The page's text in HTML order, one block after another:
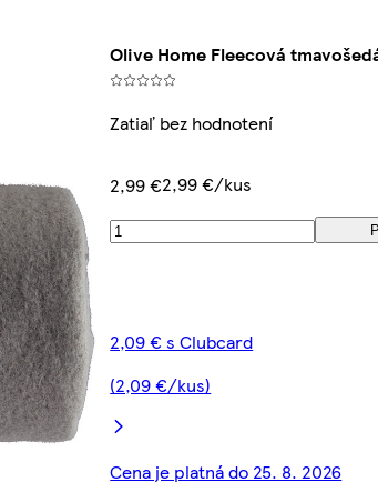
Olive Home Fleecová
Zatiaľ bez hodnotení
2,99 €2,99 €/kus
2,09 € s Clubcard
(2,09 €/kus)
Cena je platná do 25. 8. 2026